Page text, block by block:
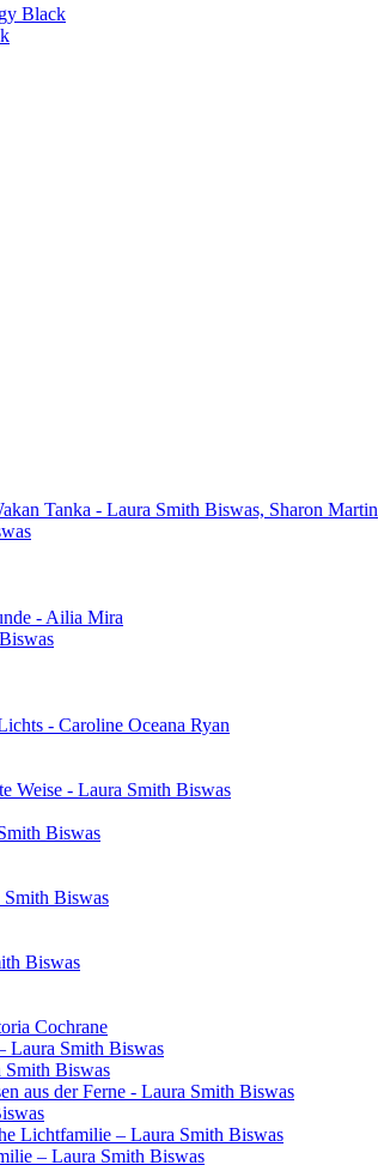
Black
Tanka - Laura Smith Biswas, Sharon Martin
- Ailia Mira
- Caroline Oceana Ryan
Weise - Laura Smith Biswas
Biswas
Smith Biswas
Biswas
Cochrane
Laura Smith Biswas
Smith Biswas
aus der Ferne - Laura Smith Biswas
Lichtfamilie – Laura Smith Biswas
– Laura Smith Biswas